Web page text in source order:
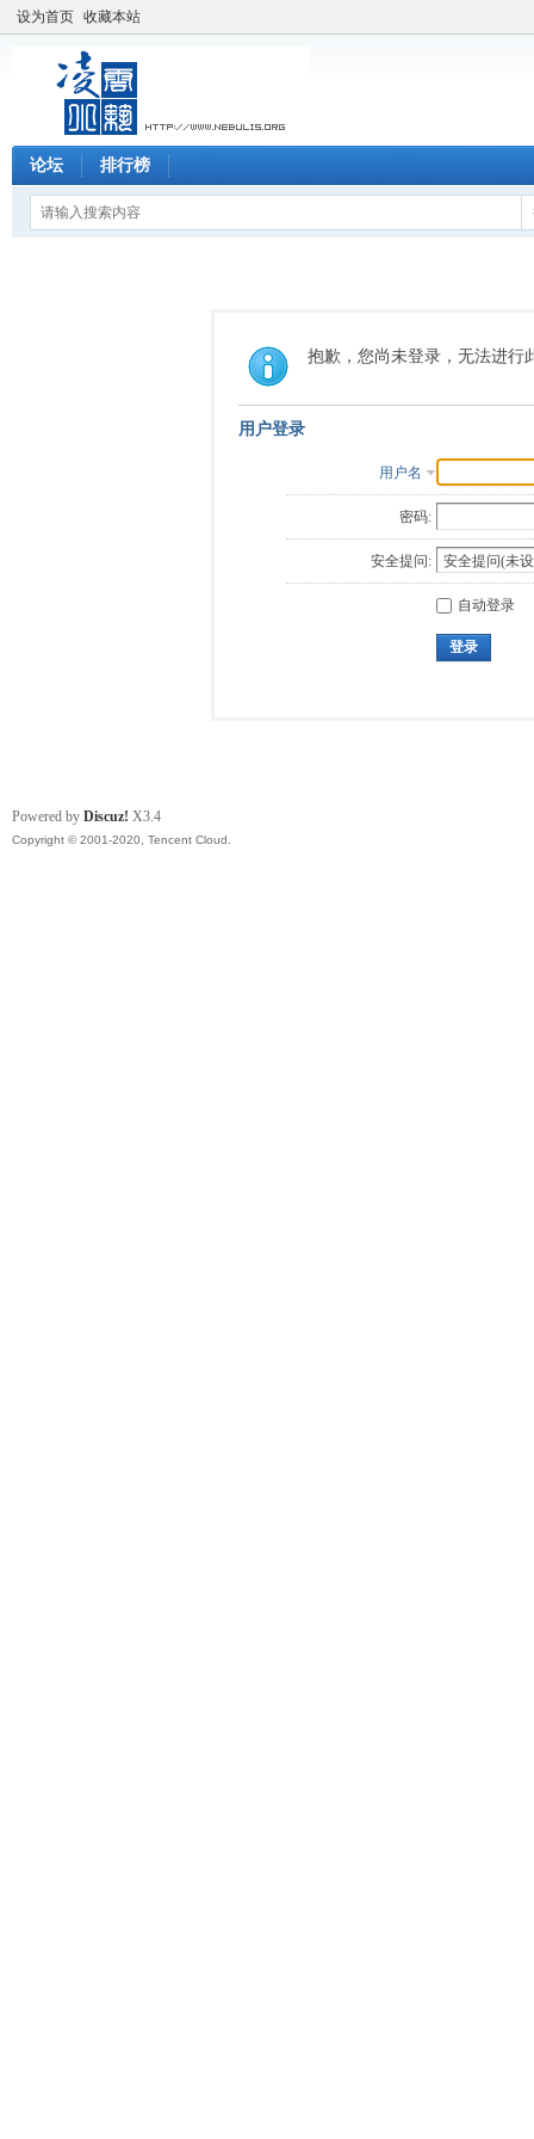
设为首页 收藏本站
论坛 排行榜
抱歉，您尚未登录，无法进行
用户登录
用户名
密码:
安全提问:
自动登录
登录
Powered by Discuz! X3.4
Copyright © 2001-2020, Tencent Cloud.